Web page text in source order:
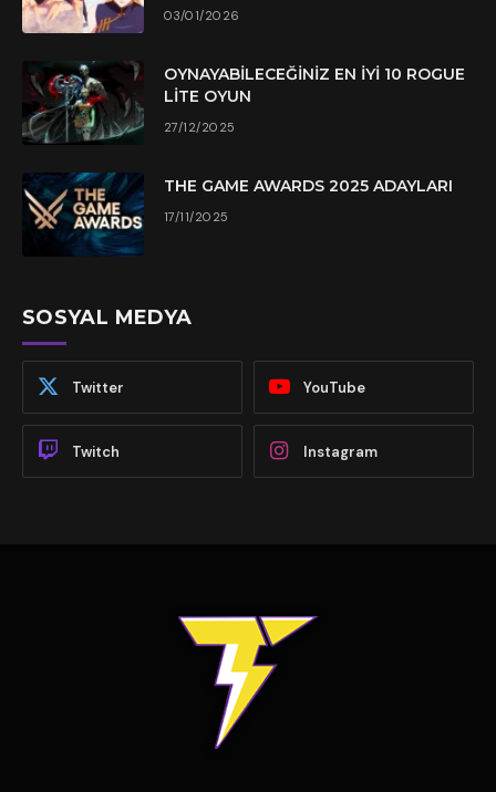
03/01/2026
OYNAYABILECEĞINIZ EN İYI 10 ROGUE
LITE OYUN
27/12/2025
THE GAME AWARDS 2025 ADAYLARI
17/11/2025
SOSYAL MEDYA
Twitter YouTube
Twitch Instagram